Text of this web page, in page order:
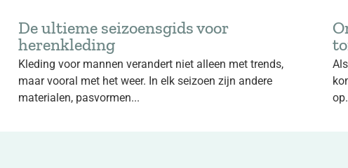
De ultieme seizoensgids voor
herenkleding
Kleding voor mannen verandert niet alleen met trends,
maar vooral met het weer. In elk seizoen zijn andere
materialen, pasvormen...